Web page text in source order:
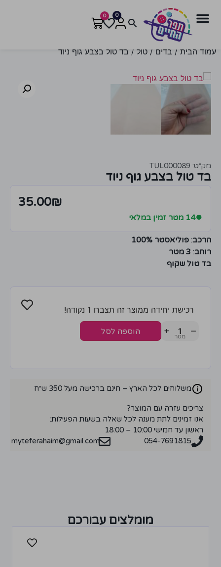
0
0
עמוד הבית / בדים / טול / בד טול בצבע גוף ניוד
מק״ט: TUL000089
בד טול בצבע גוף ניוד
35.00₪
●14 מטר זמין במלאי
הרכב: פוליאסטר 100%
רוחב: 3 מטר
בד טול שקוף
רכישת יחידה ממוצר זה תצברו 1 נקודה!
−
+ הוספה לסל
משלוחים לכל הארץ – חינם ברכישה מעל 350 ש״ח
צריכים עזרה עם המוצר?
אנו זמינים לתת מענה לכל שאלה בשעות הפעילות:
ראשון עד חמישי 10:00 – 18:00
054-7691815
myteferahaim@gmail.com
מומלצים עבורכם